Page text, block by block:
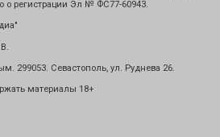
о регистрации Эл № ФС77-60943.
299053. Севастополь, ул. Руднева 26.
материалы 18+